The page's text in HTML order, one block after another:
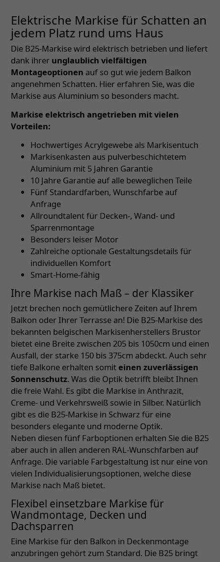
Elektrische Markise für Schatten an
jedem Platz rund ums Haus
Die B25-Markise wird elektrisch betrieben und liefert
dank ihrer unglaublich vielfältigen
Montageoptionen auf so gut wie jedem Balkon
angenehmen Schatten. Hier erfahren Sie, was die
Markise aus Aluminium so besonders macht.
Markise elektrisch angetrieben mit vielen
Vorteilen:
Hochwertiges Acrylgewebe als Markisentuch
Markisenkasten aus pulverbeschichtetem
Aluminium mit 5 Jahren Garantie
10 Jahre Garantie auf alle beweglichen Teile
Fünf Standardfarben, Wunschfarbe auf
Anfrage
Allroundtalent für Decken-, Wand- und
Sparrenmontage
Besonders leiser Motor
Zahlreiche optionale Gestaltungsdetails für
individuellen Komfort
Smart-Home-fähig
Ihre Markise nach Maß – der Klassiker
Jetzt brechen noch gemütlichere Zeiten auf Ihrem
Balkon oder Ihrer Terrasse an! Die B25-Markise des
bekannten belgischen Markisenherstellers Brustor
bietet eine Breite zwischen 205 bis 1050cm und einen
Ausfall, der starke 150 bis 375cm abdeckt. Auch sehr
tiefe Balkone erhalten somit einen zuverlässigen
Sonnenschutz. Was die Optik betrifft bleibt Ihnen
die freie Wahl. Es gibt die Markise in Anthrazit,
Creme- und Verkehrsweiß sowie in Silber. Natürlich
gibt es die B25-Markise in Schwarz für eine
besonders elegante und moderne Optik.
Neben diesen fünf Farboptionen erhalten Sie die B25
aber auch in allen anderen RAL-Wunschfarben auf
Anfrage. Die variable Farbgestaltung ist nur eine von
vielen Individualisierungsoptionen, welche diese
Markise nach Maß bietet.
Flexibel einsetzbare Markise für
Wandmontage, Decken und
Dachsparren
Eine Markise für den Balkon in Deckenmontage
anzubringen gehört zum Standard. Die B25 bringt